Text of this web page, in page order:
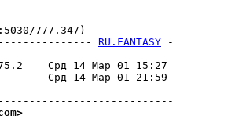
777.347)
RU.FANTASY -
Scn
Срд 14 Мар 01 15:27
Срд 14 Мар 01 21:59
(1)